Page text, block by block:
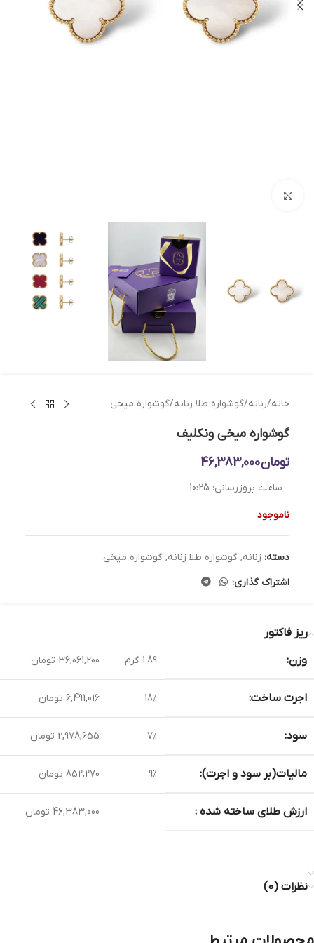
خانه/زنانه/گوشواره طلا زنانه/گوشواره میخی
گوشواره میخی ونکلیف
تومان
ساعت بروزرسانی: 10:25
ناموجود
دسته: زنانه, گوشواره طلا زنانه, گوشواره میخی
اشتراک گذاری:
ریز فاکتور
وزن:
1.89 گرم 36,061,200 تومان
اجرت ساخت: 18% 6,491,016 تومان
سود: 7% 2,978,655 تومان
مالیات(بر سود و اجرت): 9% 852,270 تومان
ارزش طلای ساخته شده : 46,383,000 تومان
نظرات (0)